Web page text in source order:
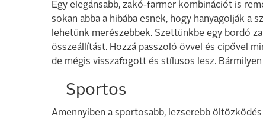
Egy elegánsabb, zakó-farmer kombinációt is
sokan abba a hibába esnek, hogy hanyagolják a
lehetünk merészebbek. Szettünkbe egy bordó
összeállítást. Hozzá passzoló övvel és cipővel
de mégis visszafogott és stílusos lesz.
Sportos
Amennyiben a sportosabb, lezserebb